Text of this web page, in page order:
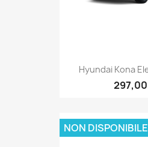
Hyundai Kona
NON DISPONIBILE